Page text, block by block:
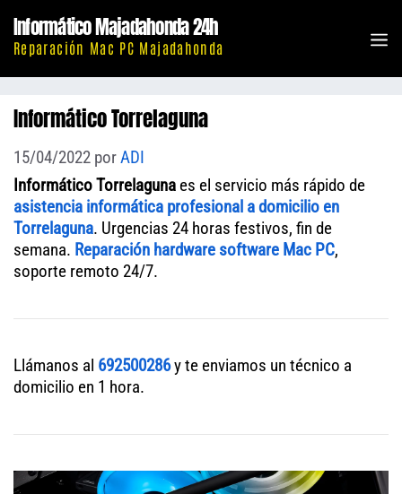
contenido
Informático Majadahonda 24h
Reparación Mac PC Majadahonda
Informático Torrelaguna
15/04/2022 porADI
Informático Torrelaguna es el servicio más rápido de
asistencia informática profesional a domicilio en
Torrelaguna. Urgencias 24 horas festivos, fin de
semana. Reparación hardware software Mac PC,
soporte remoto 24/7.
Llámanos al 692500286y te enviamos un técnico a
domicilio en 1 hora.